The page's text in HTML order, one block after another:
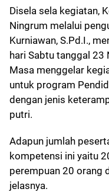
Disela sela kegiatan,
Ningrum melalui
Kurniawan, S.Pd.I.,
hari Sabtu tanggal 23
Masa menggelar
untuk program
dengan jenis
putri.
Adapun jumlah
kompetensi ini yaitu
perempuan 20 orang
jelasnya.